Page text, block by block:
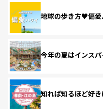
地球の歩き方♥偏愛
今年の夏はインスパ
知れば知るほど好